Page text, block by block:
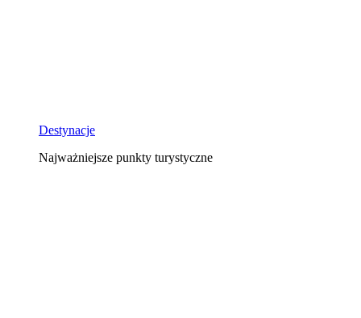
Destynacje
Najważniejsze punkty turystyczne